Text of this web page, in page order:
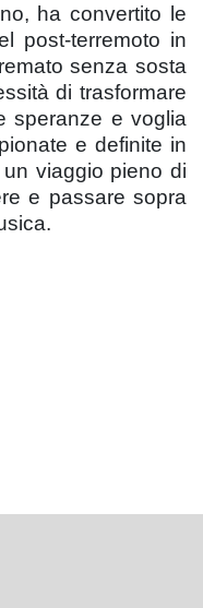
ha convertito le
post-terremoto in
senza sosta
di trasformare
speranze e voglia
e definite in
viaggio pieno di
e passare sopra